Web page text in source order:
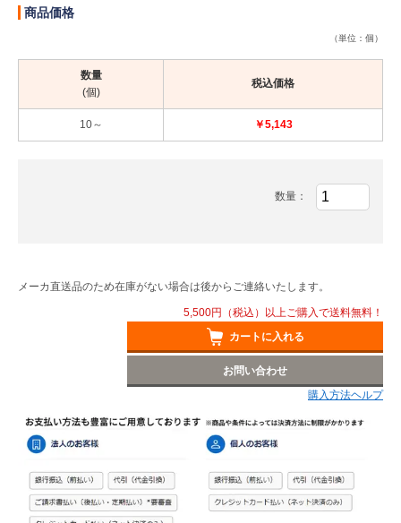
商品価格
（単位：個）
数量
(個)
税込価格
10～ ￥5,143
数量：
メーカ直送品のため在庫がない場合は後からご連絡いたします。
5,500円（税込）以上ご購入で送料無料！
カートに入れる
お問い合わせ
購入方法ヘルプ